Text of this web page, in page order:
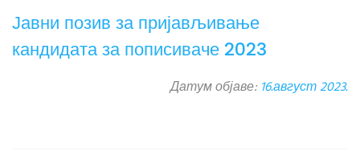
Јавни позив за пријављивање
кандидата за пописиваче 2023
Датум објаве:16.август 2023.